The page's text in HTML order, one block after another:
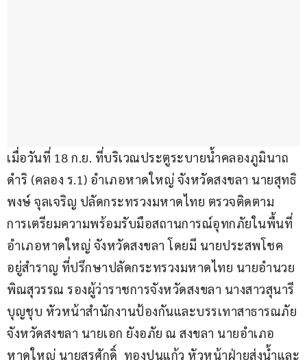
เมื่อวันที่ 18 ก.ย. ที่บริเวณประตูระบายน้ำคลองภูมินาถ
ดำริ (คลอง ร.1) อำเภอหาดใหญ่ จังหวัดสงขลา นายสุทธิ
พงษ์ จุลเจริญ ปลัดกระทรวงมหาดไทย ตรวจติดตาม
การเตรียมความพร้อมรับมือสถานการณ์อุทกภัยในพื้นที่
อำเภอหาดใหญ่ จังหวัดสงขลา โดยมี นายประสพโชค
อยู่สำราญ ที่ปรึกษาปลัดกระทรวงมหาดไทย นายอำนวย
พิณสุวรรณ รองผู้ว่าราชการจังหวัดสงขลา นางสาวสุนารี
บุญชุบ หัวหน้าสำนักงานป้องกันและบรรเทาสาธารณภัย
จังหวัดสงขลา นายเอก ยังอภัย ณ สงขลา นายอำเภอ
หาดใหญ่ นายสุรศักดิ์  ทองปนแก้ว หัวหน้าฝ่ายส่งน้ำและ